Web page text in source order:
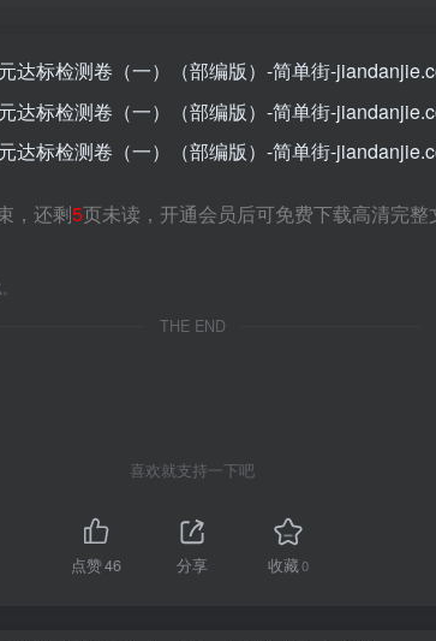
，还剩5页未读，开通会员后可免费下载高清完整
THE END
喜欢就支持一下吧
点赞46 分享 收藏0